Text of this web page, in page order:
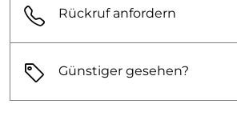
Rückruf anfordern
Günstiger gesehen?